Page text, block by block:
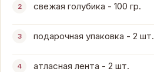
2 свежая голубика - 100 гр.
3 подарочная упаковка - 2 шт.
4 атласная лента - 2 шт.